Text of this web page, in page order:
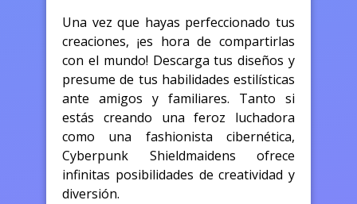
Una vez que hayas perfeccionado tus
creaciones, ¡es hora de compartirlas
con el mundo! Descarga tus diseños y
presume de tus habilidades estilísticas
ante amigos y familiares. Tanto si
estás creando una feroz luchadora
como una fashionista cibernética,
Cyberpunk Shieldmaidens ofrece
infinitas posibilidades de creatividad y
diversión.